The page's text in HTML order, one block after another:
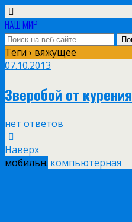
НАШ МИР
Теги › вяжущее
07.10.2013
Зверобой от курения
нет ответов
Наверх
мобильн. компьютерная